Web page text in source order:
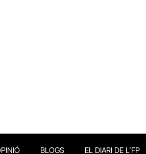
BLOGS EL DIARI DE L’FP